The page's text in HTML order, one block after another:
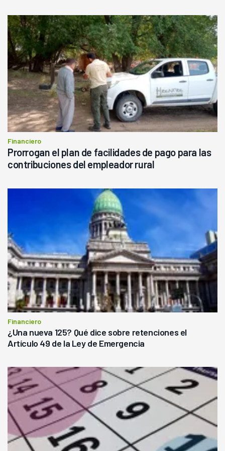
Financiero
Prorrogan el plan de facilidades de pago para las
contribuciones del empleador rural
Financiero
¿Una nueva 125? Qué dice sobre retenciones el
Artículo 49 de la Ley de Emergencia